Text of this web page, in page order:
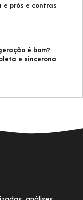
e prós e contras
é bom?
e sincerona